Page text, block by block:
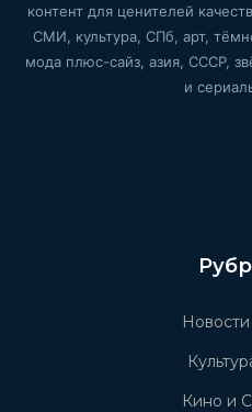
контент для ценителей
СМИ, культура, СПб, арт,
мода плюс-сайз, азия, СССР,
и
Кино и